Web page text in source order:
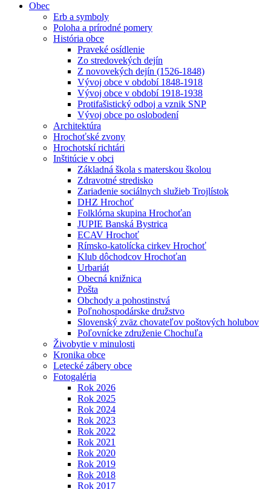
Obec
Erb a symboly
Poloha a prírodné pomery
História obce
Praveké osídlenie
Zo stredovekých dejín
Z novovekých dejín (1526-1848)
Vývoj obce v období 1848-1918
Vývoj obce v období 1918-1938
Protifašistický odboj a vznik SNP
Vývoj obce po oslobodení
Architektúra
Hrochoťské zvony
Hrochotskí richtári
Inštitúcie v obci
Základná škola s materskou školou
Zdravotné stredisko
Zariadenie sociálnych služieb Trojlístok
DHZ Hrochoť
Folklórna skupina Hrochoťan
JUPIE Banská Bystrica
ECAV Hrochoť
Rímsko-katolícka cirkev Hrochoť
Klub dôchodcov Hrochoťan
Urbariát
Obecná knižnica
Pošta
Obchody a pohostinstvá
Poľnohospodárske družstvo
Slovenský zväz chovateľov poštových holubov
Poľovnícke združenie Chochuľa
Živobytie v minulosti
Kronika obce
Letecké zábery obce
Fotogaléria
Rok 2026
Rok 2025
Rok 2024
Rok 2023
Rok 2022
Rok 2021
Rok 2020
Rok 2019
Rok 2018
Rok 2017